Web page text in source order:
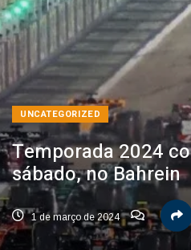
UNCATEGORIZED
Temporada 2024
sábado, no Bahrein
1 de março de 2024